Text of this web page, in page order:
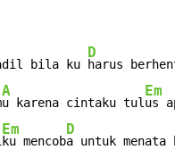
bila ku
D
harus
A
u karena cintaku tul
Em
us
Em
ku mencob
D
a untuk menata